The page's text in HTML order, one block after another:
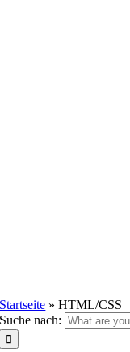
Startseite »HTML/CSS
Suche nach: